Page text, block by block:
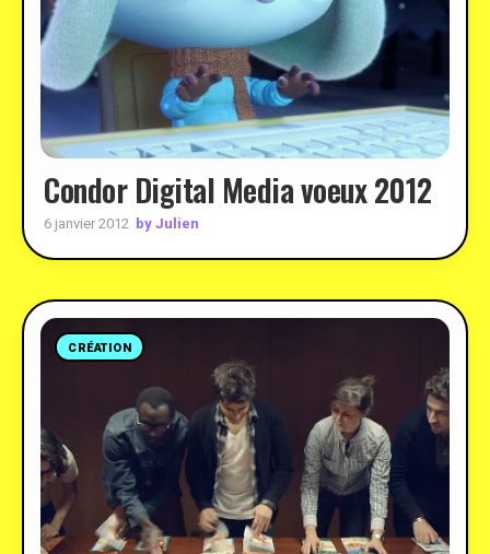
Condor Digital Media voeux 2012
6 janvier 2012 by Julien
CRÉATION